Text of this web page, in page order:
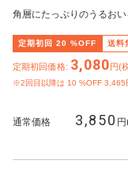
角層にたっぷりのうるお
定期初回 20 %OFF 送料
定期初回価格: 3,080円(
※2回目以降は 10 %OFF 3,465
通常価格 3,850